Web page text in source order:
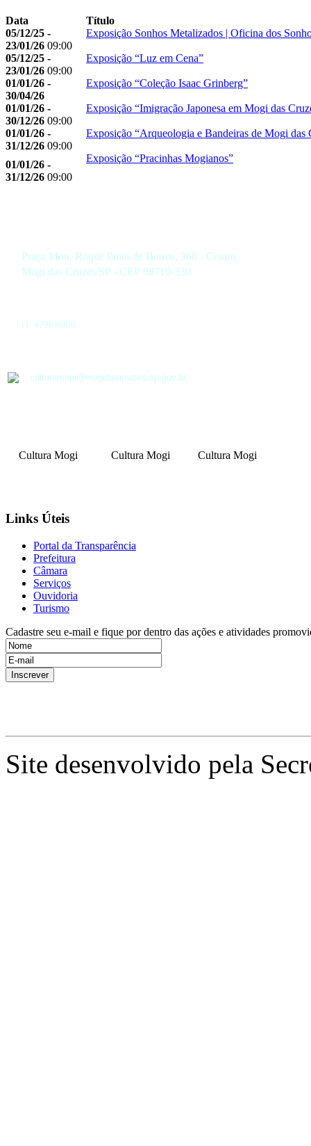
Data
Título
05/12/25 -
23/01/26 09:00
Exposição Sonhos Metalizados | Oficina dos
05/12/25 -
23/01/26 09:00
Exposição “Luz em Cena”
01/01/26 -
30/04/26
Exposição “Coleção Isaac Grinberg”
01/01/26 -
30/12/26 09:00
Exposição “Imigração Japonesa em Mogi das
01/01/26 -
31/12/26 09:00
Exposição “Arqueologia e Bandeiras de Mogi das
01/01/26 -
31/12/26 09:00
Exposição “Pracinhas Mogianos”
Praça Mon. Roque Pinto de Barros, 360 - Centro
Mogi das Cruzes/SP - CEP 08710-330
11 4798-6900
culturamogi@mogidascruzes.sp.gov.br
Cultura Mogi Cultura Mogi Cultura Mogi
Links Úteis
Portal da Transparência
Prefeitura
Câmara
Serviços
Ouvidoria
Turismo
Cadastre seu e-mail e fique por dentro das ações e atividades
Site desenvolvido pela